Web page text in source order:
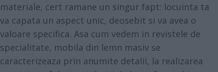
materiale, cert ramane un singur fapt: locuinta ta
va capata un aspect unic, deosebit si va avea o
valoare specifica. Asa cum vedem in revistele de
specialitate, mobila din lemn masiv se
caracterizeaza prin anumite detalii, la realizarea